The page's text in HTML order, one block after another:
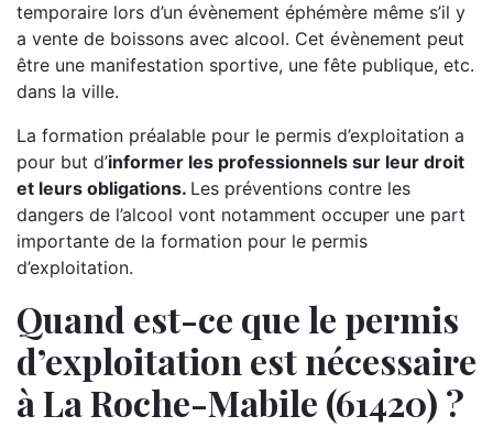
temporaire lors d’un évènement éphémère même s’il y
a vente de boissons avec alcool. Cet évènement peut
être une manifestation sportive, une fête publique, etc.
dans la ville.
La formation préalable pour le permis d’exploitation a
pour but d’informer les professionnels sur leur droit
et leurs obligations. Les préventions contre les
dangers de l’alcool vont notamment occuper une part
importante de la formation pour le permis
d’exploitation.
Quand est-ce que le permis
d’exploitation est nécessaire
à La Roche-Mabile (61420) ?